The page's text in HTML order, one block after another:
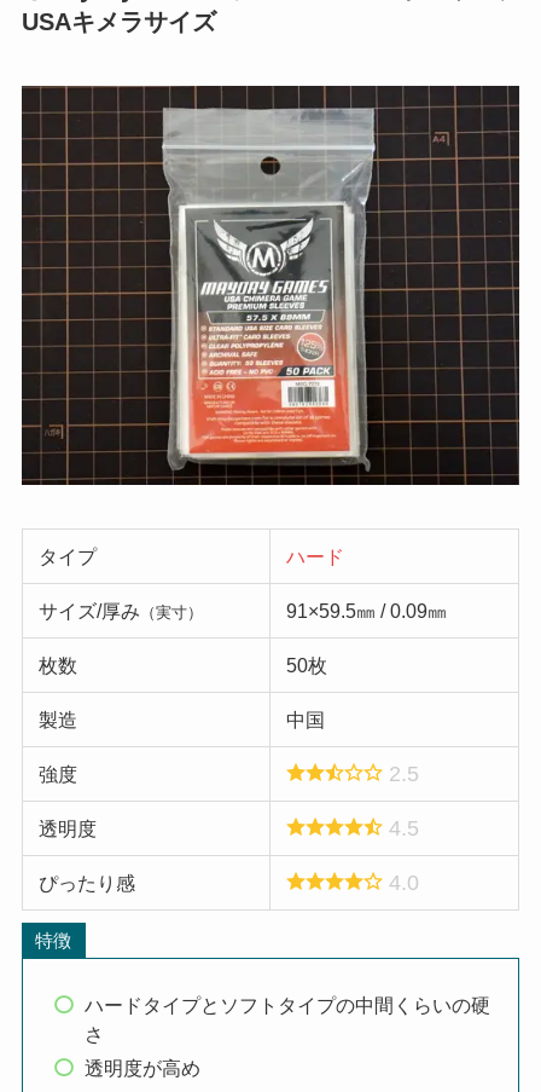
USAキメラサイズ
タイプ ハード
サイズ/厚み （実寸） 91×59.5㎜ / 0.09㎜
枚数 50枚
製造 中国
強度 2.5
透明度 4.5
ぴったり感 4.0
特徴
ハードタイプとソフトタイプの中間くらいの硬
さ
透明度が高め